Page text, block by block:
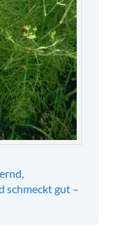
schmeckt gut –